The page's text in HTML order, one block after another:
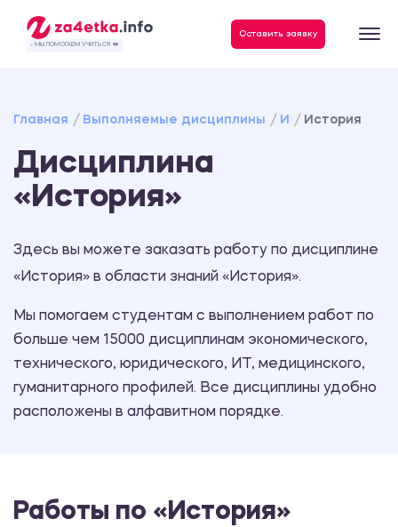
- МЫ ПОМОГАЕМ УЧИТЬСЯ ❤️
Оставить заявку
Главная Выполняемые дисциплины И История
Дисциплина
«История»
Здесь вы можете заказать работу по дисциплине
«История» в области знаний «История».
Мы помогаем студентам с выполнением работ по
больше чем 15000 дисциплинам экономического,
технического, юридического, ИТ, медицинского,
гуманитарного профилей. Все дисциплины удобно
расположены в алфавитном порядке.
Работы по «История»